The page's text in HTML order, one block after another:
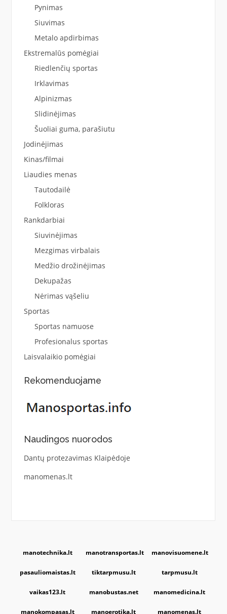
Pynimas
Siuvimas
Metalo apdirbimas
Ekstremalūs pomėgiai
Riedlenčių sportas
Irklavimas
Alpinizmas
Slidinėjimas
Šuoliai guma, parašiutu
Jodinėjimas
Kinas/filmai
Liaudies menas
Tautodailė
Folkloras
Rankdarbiai
Siuvinėjimas
Mezgimas virbalais
Medžio drožinėjimas
Dekupažas
Nėrimas vąšeliu
Sportas
Sportas namuose
Profesionalus sportas
Laisvalaikio pomėgiai
Rekomenduojame
Naudingos nuorodos
Dantų protezavimas Klaipėdoje
manomenas.lt
manotechnika.lt manotransportas.lt manovisuomene.lt
pasauliomaistas.lt tiktarpmusu.lt tarpmusu.lt
vaikas123.lt manobustas.net manomedicina.lt
manokompasas.lt manoerotika.lt manomenas.lt